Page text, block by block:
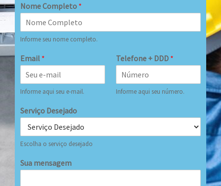
Nome Completo *
Informe seu nome completo.
Email *
Informe aqui seu e-mail.
Telefone + DDD *
Informe aqui seu número.
Serviço Desejado
Escolha o serviço desejado
Sua mensagem